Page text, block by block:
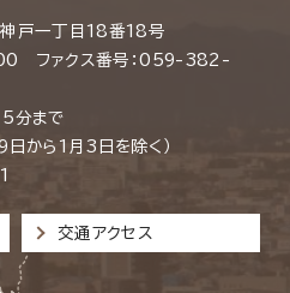
戸一丁目18番18号
ファクス番号：059-382-
分まで
日から1月3日を除く）
交通アクセス